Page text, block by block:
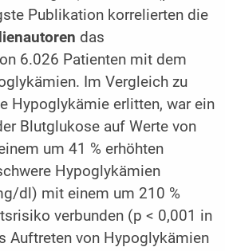
Publikation korrelierten die
das
6.026 Patienten mit dem
Im Vergleich zu
Hypoglykämie erlitten, war ein
Blutglukose auf Werte von
um 41 % erhöhten
Hypoglykämien
dl) mit einem um 210 %
verbunden (p < 0,001 in
Auftreten von Hypoglykämien